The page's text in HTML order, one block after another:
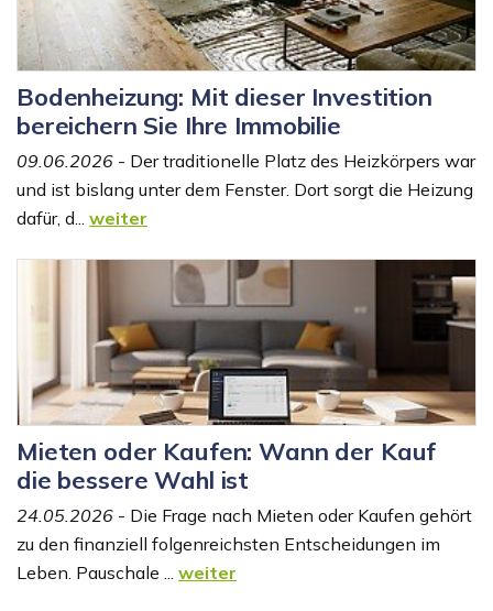
Bodenheizung: Mit dieser Investition
bereichern Sie Ihre Immobilie
09.06.2026 - Der traditionelle Platz des Heizkörpers war
und ist bislang unter dem Fenster. Dort sorgt die Heizung
dafür, d... weiter
Mieten oder Kaufen: Wann der Kauf
die bessere Wahl ist
24.05.2026 - Die Frage nach Mieten oder Kaufen gehört
zu den finanziell folgenreichsten Entscheidungen im
Leben. Pauschale ... weiter